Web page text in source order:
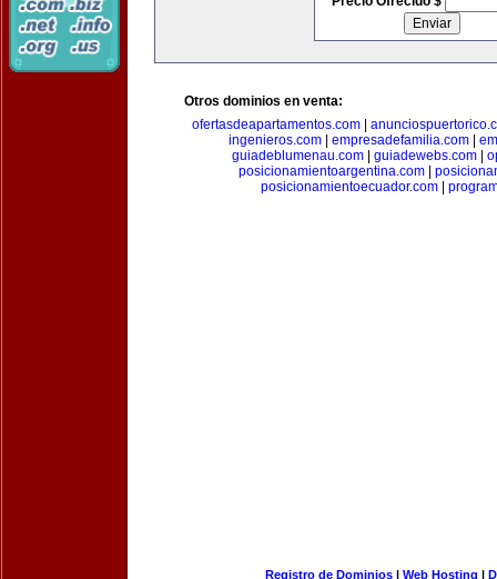
Otros dominios en venta:
ofertasdeapartamentos.com
ingenieros.com| empresadefamilia.com|
guiadeblumenau.com| guiadewebs.com|
posicionamientoargentina.com|
posicionamientoecuador.com|
Registro de Dominios| Web Hosting |